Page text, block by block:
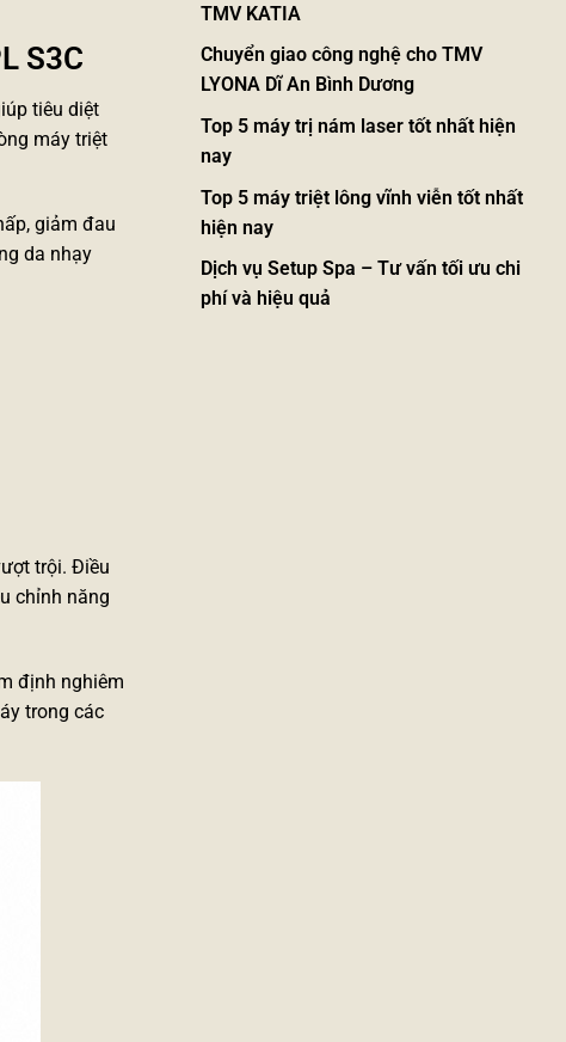
S3C
tiêu diệt
máy triệt
giảm đau
da nhạy
trội. Điều
chỉnh năng
định nghiêm
trong các
TMV KATIA
Chuyển giao công nghệ cho TMV
LYONA Dĩ An Bình Dương
Top 5 máy trị nám laser tốt nhất hiện
nay
Top 5 máy triệt lông vĩnh viễn tốt nhất
hiện nay
Dịch vụ Setup Spa – Tư vấn tối ưu chi
phí và hiệu quả